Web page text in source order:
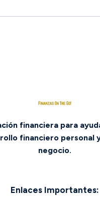
financiera para
financiero personal
negocio.
Enlaces Importantes: